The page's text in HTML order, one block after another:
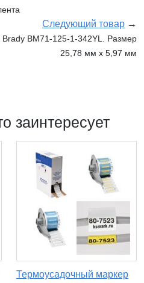
Следующий товар →
BM71-125-1-342YL. Размер
25,78 мм х 5,97 мм
заинтересует
Термоусадочный маркер